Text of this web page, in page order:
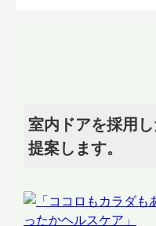
室内ドアを採用
提案します。